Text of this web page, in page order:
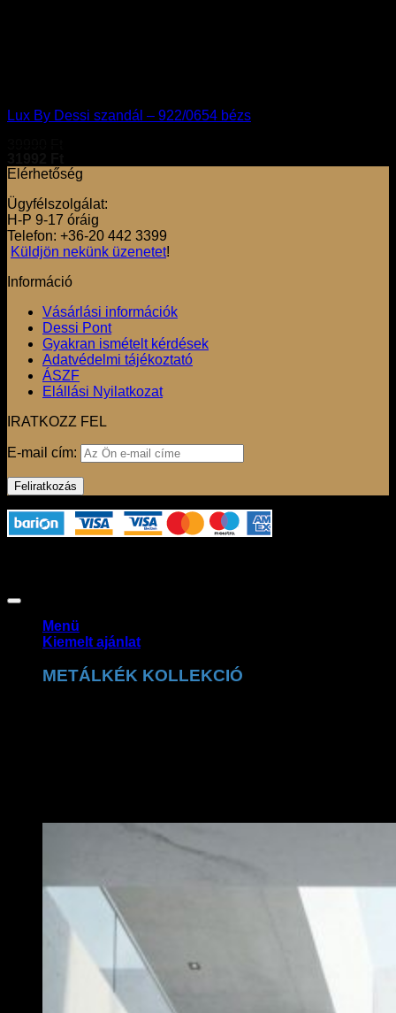
Lux By Dessi szandál – 922/0654 bézs
Elérhetőség
Ügyfélszolgálat:
H-P 9-17 óráig
Telefon: +36-20 442 3399
Küldjön nekünk üzenetet!
Információ
Vásárlási információk
Dessi Pont
Gyakran ismételt kérdések
Adatvédelmi tájékoztató
ÁSZF
Elállási Nyilatkozat
IRATKOZZ FEL
E-mail cím:
Menü
Kiemelt ajánlat
METÁLKÉK KOLLEKCIÓ